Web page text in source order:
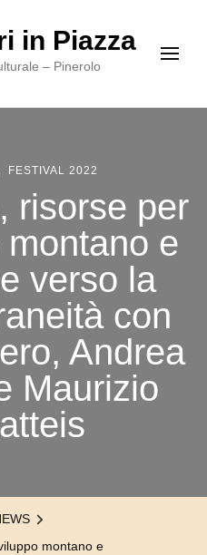
in Piazza
– Pinerolo
FESTIVAL 2022
risorse per
e
verso la
con
Andrea
Maurizio
montano e